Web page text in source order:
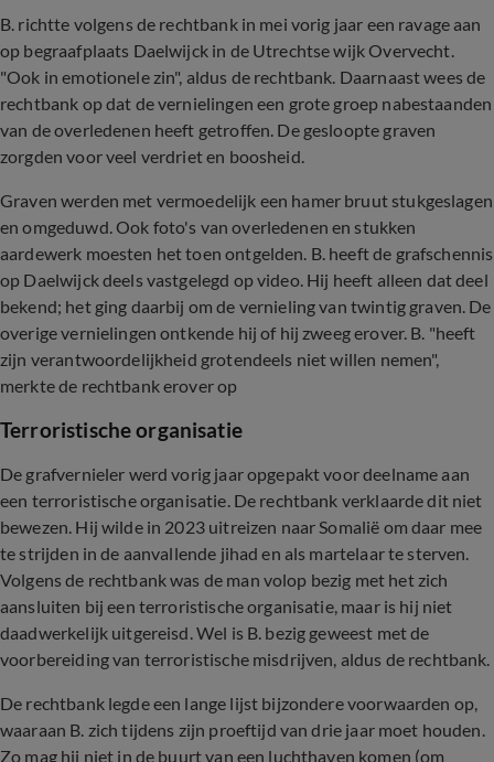
B. richtte volgens de rechtbank in mei vorig jaar een ravage aan
op begraafplaats Daelwijck in de Utrechtse wijk Overvecht.
"Ook in emotionele zin", aldus de rechtbank. Daarnaast wees de
rechtbank op dat de vernielingen een grote groep nabestaanden
van de overledenen heeft getroffen. De gesloopte graven
zorgden voor veel verdriet en boosheid.
Graven werden met vermoedelijk een hamer bruut stukgeslagen
en omgeduwd. Ook foto's van overledenen en stukken
aardewerk moesten het toen ontgelden. B. heeft de grafschennis
op Daelwijck deels vastgelegd op video. Hij heeft alleen dat deel
bekend; het ging daarbij om de vernieling van twintig graven. De
overige vernielingen ontkende hij of hij zweeg erover. B. "heeft
zijn verantwoordelijkheid grotendeels niet willen nemen",
merkte de rechtbank erover op
Terroristische organisatie
De grafvernieler werd vorig jaar opgepakt voor deelname aan
een terroristische organisatie. De rechtbank verklaarde dit niet
bewezen. Hij wilde in 2023 uitreizen naar Somalië om daar mee
te strijden in de aanvallende jihad en als martelaar te sterven.
Volgens de rechtbank was de man volop bezig met het zich
aansluiten bij een terroristische organisatie, maar is hij niet
daadwerkelijk uitgereisd. Wel is B. bezig geweest met de
voorbereiding van terroristische misdrijven, aldus de rechtbank.
De rechtbank legde een lange lijst bijzondere voorwaarden op,
waaraan B. zich tijdens zijn proeftijd van drie jaar moet houden.
Zo mag hij niet in de buurt van een luchthaven komen (om